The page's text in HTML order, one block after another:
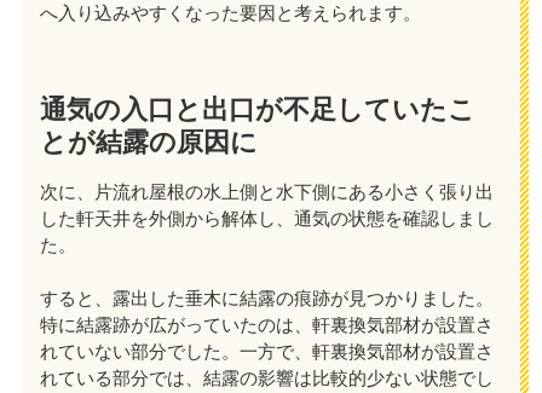
へ入り込みやすくなった要因と考えられます。
通気の入口と出口が不足していたこ
とが結露の原因に
次に、片流れ屋根の水上側と水下側にある小さく張り出
した軒天井を外側から解体し、通気の状態を確認しまし
た。
すると、露出した垂木に結露の痕跡が見つかりました。
特に結露跡が広がっていたのは、軒裏換気部材が設置さ
れていない部分でした。一方で、軒裏換気部材が設置さ
れている部分では、結露の影響は比較的少ない状態でし